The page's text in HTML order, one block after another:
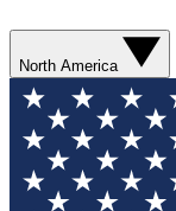
North America